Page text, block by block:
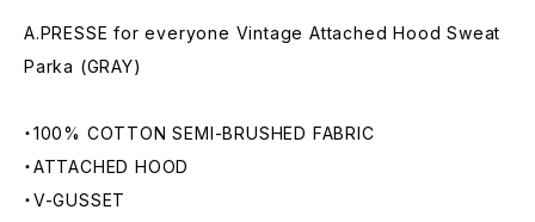
A.PRESSE for everyone Vintage Attached Hood Sweat
Parka (GRAY)
・100% COTTON SEMI-BRUSHED FABRIC
・ATTACHED HOOD
・V-GUSSET